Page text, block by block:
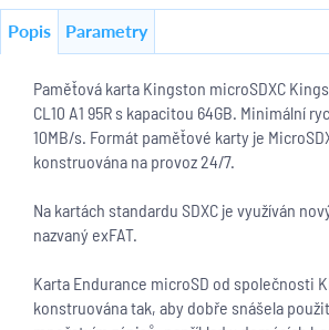
Popis Parametry
Paměťová karta Kingston microSDXC
CL10 A1 95R s kapacitou 64GB. Minimální
10MB/s. Formát paměťové karty je
konstruována na provoz 24/7.
Na kartách standardu SDXC je využíván
nazvaný exFAT.
Karta Endurance microSD od společnosti
konstruována tak, aby dobře snášela